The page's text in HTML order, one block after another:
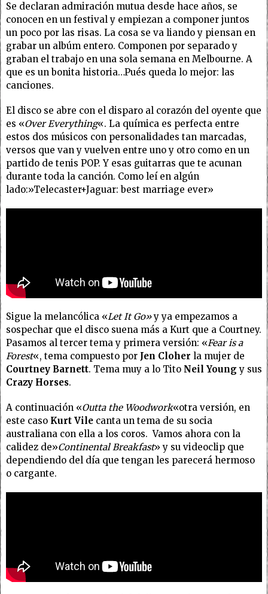
Se declaran admiración mutua desde hace años, se
conocen en un festival y empiezan a componer juntos
un poco por las risas. La cosa se va liando y piensan en
grabar un albúm entero. Componen por separado y
graban el trabajo en una sola semana en Melbourne. A
que es un bonita historia…Pués queda lo mejor: las
canciones.
El disco se abre con el disparo al corazón del oyente que
es «Over Everything«. La química es perfecta entre
estos dos músicos con personalidades tan marcadas,
versos que van y vuelven entre uno y otro como en un
partido de tenis POP. Y esas guitarras que te acunan
durante toda la canción. Como leí en algún
lado:»Telecaster+Jaguar: best marriage ever»
Sigue la melancólica «Let It Go»y ya empezamos a
sospechar que el disco suena más a Kurt que a Courtney.
Pasamos al tercer tema y primera versión: «Fear is a
Forest«, tema compuesto por Jen Cloher la mujer de
Courtney Barnett. Tema muy a lo Tito Neil Young y sus
Crazy Horses.
A continuación «Outta the Woodwork«otra versión, en
este caso Kurt Vile canta un tema de su socia
australiana con ella a los coros. Vamos ahora con la
calidez de»Continental Breakfast» y su videoclip que
dependiendo del día que tengan les parecerá hermoso
o cargante.